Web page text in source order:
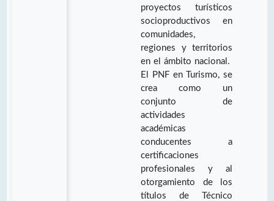
proyectos turísticos
socioproductivos en
comunidades,
regiones y territorios
en el ámbito nacional.
El PNF en Turismo, se
crea como un
conjunto de
actividades
académicas
conducentes a
certificaciones
profesionales y al
otorgamiento de los
títulos de Técnico